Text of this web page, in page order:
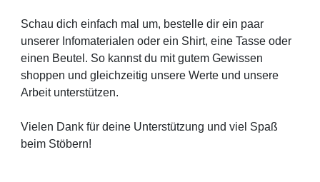
Schau dich einfach mal um, bestelle dir ein paar
unserer Infomaterialen oder ein Shirt, eine Tasse oder
einen Beutel. So kannst du mit gutem Gewissen
shoppen und gleichzeitig unsere Werte und unsere
Arbeit unterstützen.
Vielen Dank für deine Unterstützung und viel Spaß
beim Stöbern!